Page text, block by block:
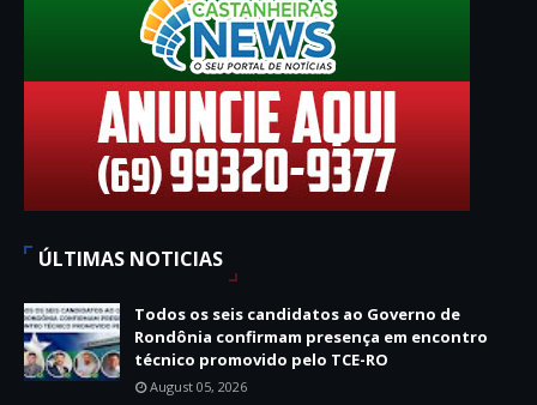
ÚLTIMAS NOTICIAS
Todos os seis candidatos ao Governo de
Rondônia confirmam presença em encontro
técnico promovido pelo TCE-RO
August 05, 2026